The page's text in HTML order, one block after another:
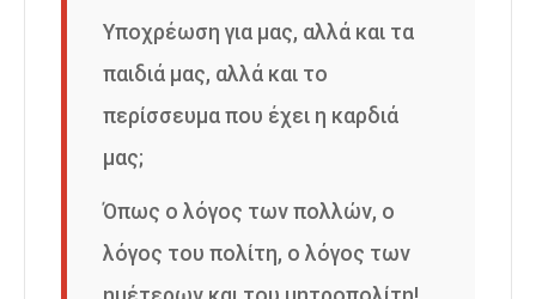
Υποχρέωση για μας, αλλά και τα
παιδιά μας, αλλά και το
περίσσευμα που έχει η καρδιά
μας;
Όπως ο λόγος των πολλών, ο
λόγος του πολίτη, ο λόγος των